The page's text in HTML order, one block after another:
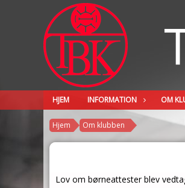
HJEM INFORMATION OM
Hjem Om klubben
Lov om børneattester blev